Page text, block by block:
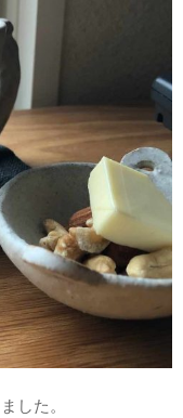
した。